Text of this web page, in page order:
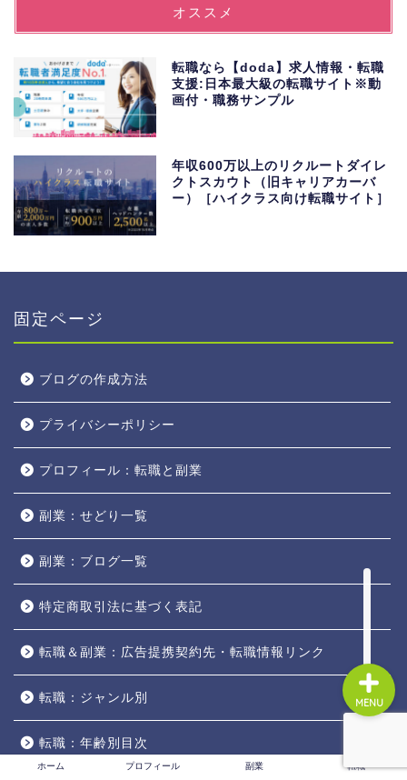
オススメ
転職なら【doda】求人情報・転職
支援:日本最大級の転職サイト※動
画付・職務サンプル
年収600万以上のリクルートダイレ
クトスカウト（旧キャリアカーバ
ー）［ハイクラス向け転職サイト］
固定ページ
ブログの作成方法
プライバシーポリシー
プロフィール：転職と副業
副業：せどり一覧
副業：ブログ一覧
特定商取引法に基づく表記
転職＆副業：広告提携契約先・転職情報リンク
転職：ジャンル別
転職：年齢別目次
ホーム プロフィール 副業 転職
MENU
ホーム
プロフィール